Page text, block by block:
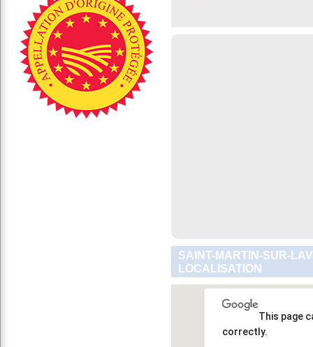
SAINT-MARTIN-SUR-
LOCALISATION
This page
correctly.